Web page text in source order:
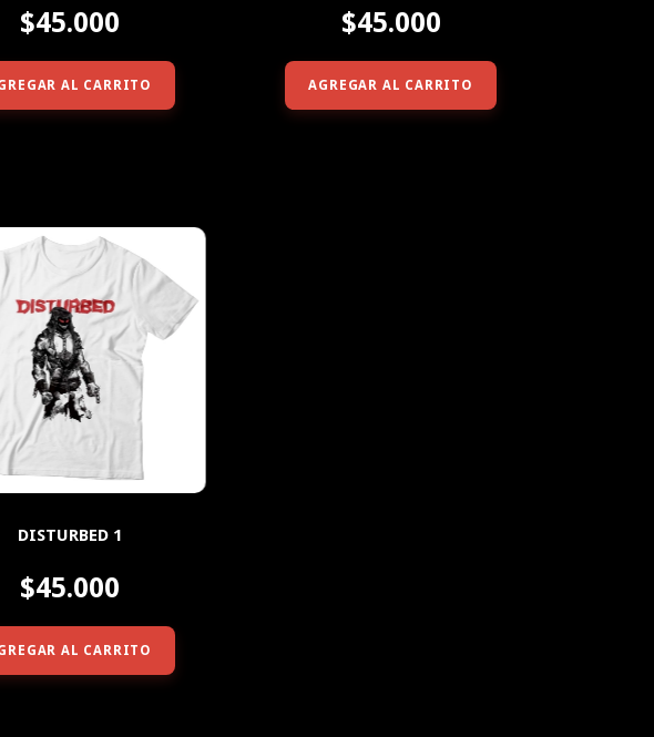
$45.000
AL CARRITO
$45.000
AGREGAR AL CARRITO
DISTURBED 1
$45.000
AL CARRITO